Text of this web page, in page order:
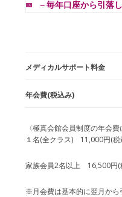
－毎年口座から引落
メディカルサポート料金
年会費(税込み)
〈極真会館会員制度の年会費
１名(全クラス) 11,000円(税
家族会員2名以上 16,500円(
※月会費は基本的に翌月から